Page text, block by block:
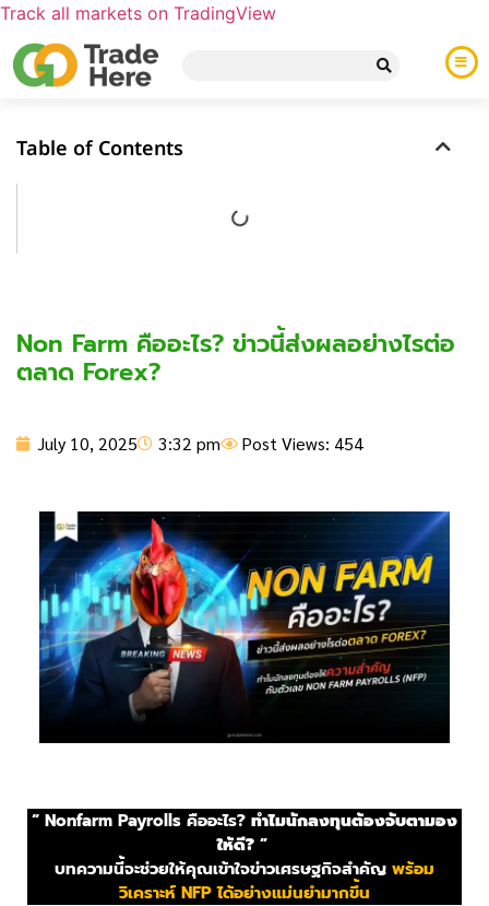
Track all markets on TradingView
Table of Contents
Non Farm คืออะไร? ข่าวนี้ส่งผลอย่างไรต่อ
ตลาด Forex?
July 10, 2025 3:32 pm Post Views: 454
“ Nonfarm Payrolls คืออะไร? ทำไมนักลงทุนต้องจับตามอง
ให้ดี?”
บทความนี้จะช่วยให้คุณเข้าใจข่าวเศรษฐกิจสำคัญ พร้อม
วิเคราะห์ NFP ได้อย่างแม่นยำมากขึ้น